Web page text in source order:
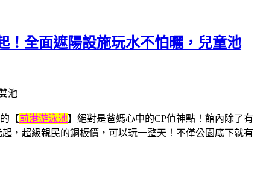
！全面遮陽設施玩水不怕曬，兒童池
的【前港游泳池】絕對是爸媽心中的CP值神點！館內除了有
，超級親民的銅板價，可以玩一整天！不僅公園底下就有